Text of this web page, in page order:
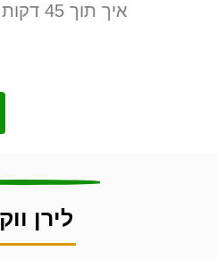
איך תוך 45 דקות אדם חדש נולד!
לירן